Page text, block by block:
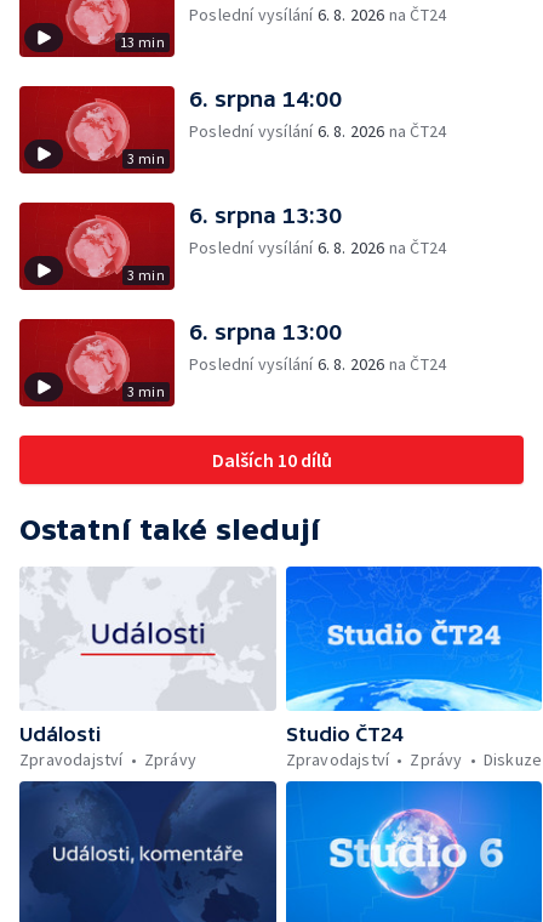
13 min
Poslední vysílání6. 8. 2026 na ČT24
3 min
6. srpna 14:00
Poslední vysílání6. 8. 2026 na ČT24
3 min
6. srpna 13:30
Poslední vysílání6. 8. 2026 na ČT24
3 min
6. srpna 13:00
Poslední vysílání6. 8. 2026 na ČT24
Dalších 10 dílů
Ostatní také sledují
Události
Zpravodajství
Zprávy
Studio ČT24
Zpravodajství
Zprávy Diskuze